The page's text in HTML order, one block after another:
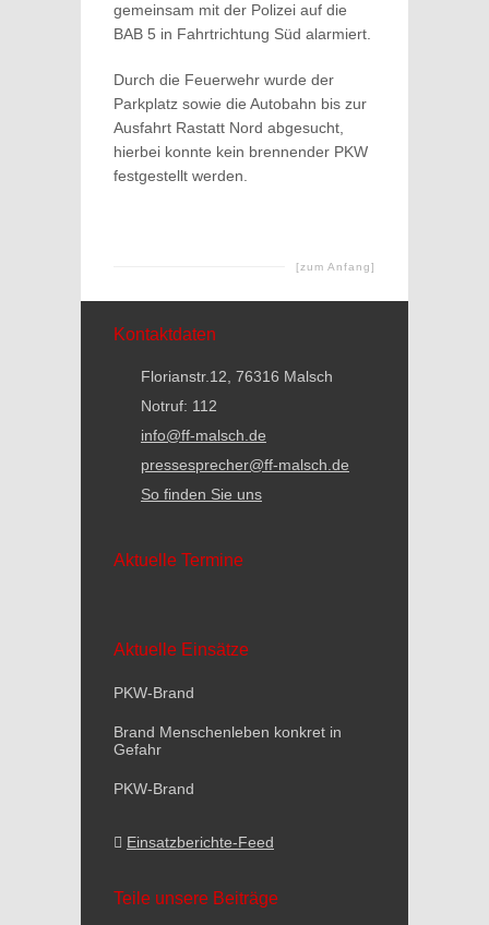
gemeinsam mit der Polizei auf die
BAB 5 in Fahrtrichtung Süd alarmiert.
Durch die Feuerwehr wurde der
Parkplatz sowie die Autobahn bis zur
Ausfahrt Rastatt Nord abgesucht,
hierbei konnte kein brennender PKW
festgestellt werden.
[zum Anfang]
Kontaktdaten
Florianstr.12, 76316 Malsch
Notruf: 112
info@ff-malsch.de
pressesprecher@ff-malsch.de
So finden Sie uns
Aktuelle Termine
Aktuelle Einsätze
PKW-Brand
Brand Menschenleben konkret in
Gefahr
PKW-Brand
Einsatzberichte-Feed
Teile unsere Beiträge